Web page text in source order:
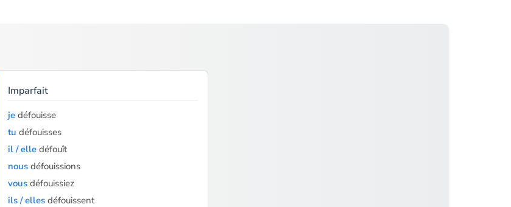
Imparfait
jedéfouisse
tu défouisses
il / elledéfouît
nousdéfouissions
vousdéfouissiez
ils / ellesdéfouissent